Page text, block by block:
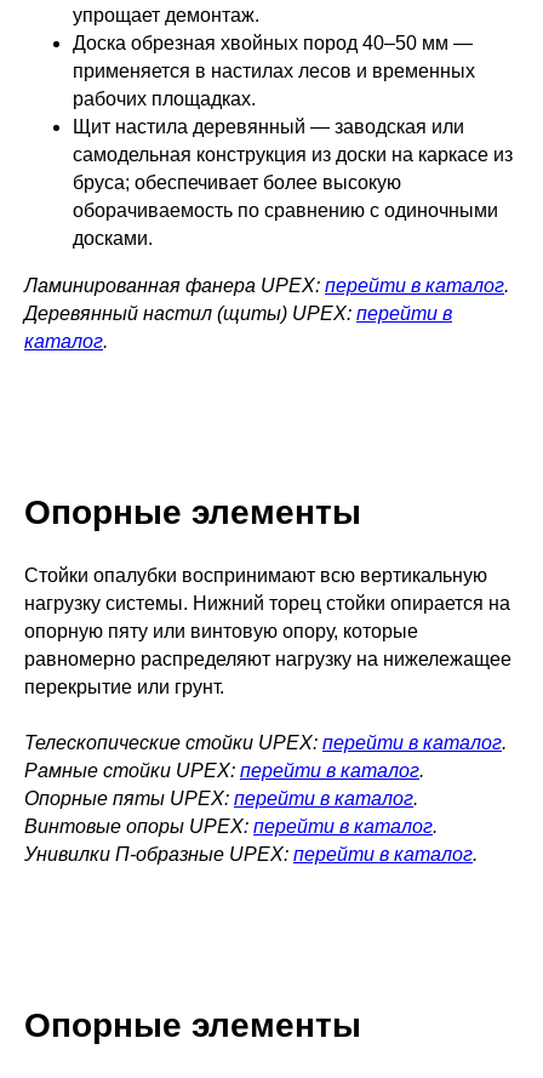
упрощает демонтаж.
Доска обрезная хвойных пород 40–50 мм —
применяется в настилах лесов и временных
рабочих площадках.
Щит настила деревянный — заводская или
самодельная конструкция из доски на каркасе из
бруса; обеспечивает более высокую
оборачиваемость по сравнению с одиночными
досками.
Ламинированная фанера UPEX: перейти в каталог.
Деревянный настил (щиты) UPEX: перейти в
каталог.
Опорные элементы
Стойки опалубки воспринимают всю вертикальную
нагрузку системы. Нижний торец стойки опирается на
опорную пяту или винтовую опору, которые
равномерно распределяют нагрузку на нижележащее
перекрытие или грунт.
Телескопические стойки UPEX: перейти в каталог.
Рамные стойки UPEX: перейти в каталог.
Опорные пяты UPEX: перейти в каталог.
Винтовые опоры UPEX: перейти в каталог.
Унивилки П-образные UPEX: перейти в каталог.
Опорные элементы